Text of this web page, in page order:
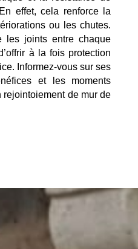
effet, cela renforce la
ou les chutes.
les joints entre chaque
à la fois protection
Informez-vous sur ses
et les moments
de mur de